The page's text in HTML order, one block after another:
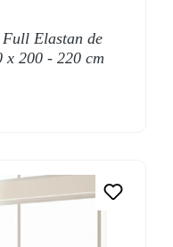
Full Elastan de
x 200 - 220 cm